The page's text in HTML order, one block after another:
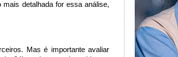
detalhada for essa análise,
Mas é importante avaliar